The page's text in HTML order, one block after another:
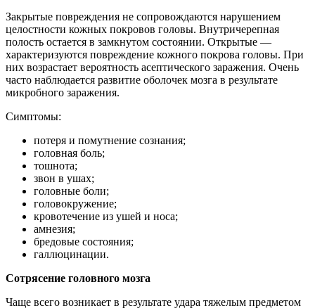
Закрытые повреждения не сопровождаются нарушением
целостности кожных покровов головы. Внутричерепная
полость остается в замкнутом состоянии. Открытые —
характеризуются повреждение кожного покрова головы. При
них возрастает вероятность асептического заражения. Очень
часто наблюдается развитие оболочек мозга в результате
микробного заражения.
Симптомы:
потеря и помутнение сознания;
головная боль;
тошнота;
звон в ушах;
головные боли;
головокружение;
кровотечение из ушей и носа;
амнезия;
бредовые состояния;
галлюцинации.
Сотрясение головного мозга
Чаще всего возникает в результате удара тяжелым предметом